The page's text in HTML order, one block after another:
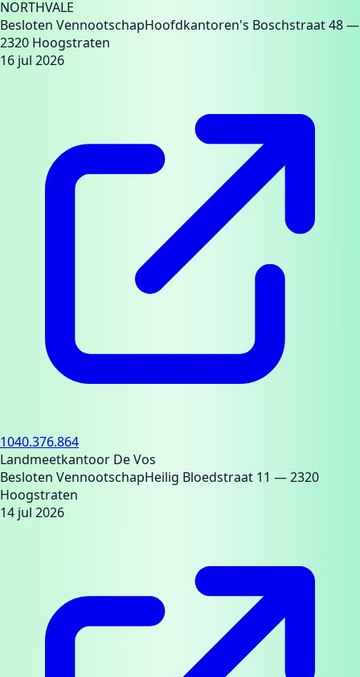
NORTHVALE
Besloten VennootschapHoofdkantoren's Boschstraat 48—
2320 Hoogstraten
16 jul 2026
1040.376.864
Landmeetkantoor De Vos
Besloten VennootschapHeilig Bloedstraat 11 — 2320
Hoogstraten
14 jul 2026